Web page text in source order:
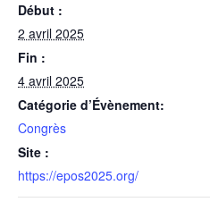
Début :
2 avril 2025
Fin :
4 avril 2025
Catégorie d’Évènement:
Congrès
Site :
https://epos2025.org/